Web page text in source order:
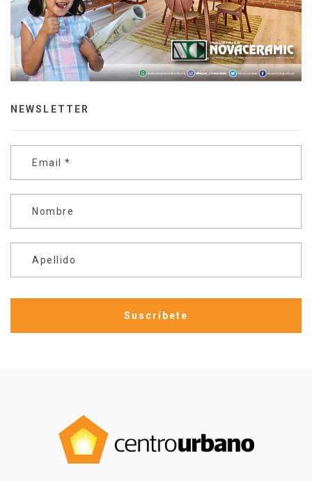
NEWSLETTER
Email *
Nombre
Apellido